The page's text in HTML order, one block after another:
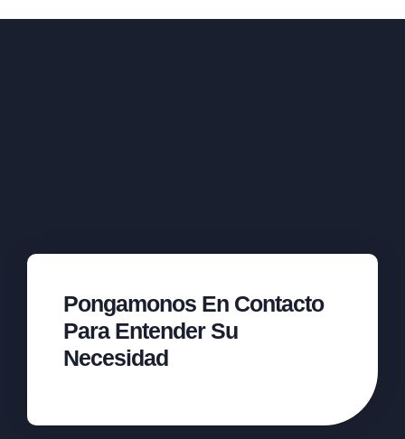
Pongamonos En Contacto
Para Entender Su
Necesidad